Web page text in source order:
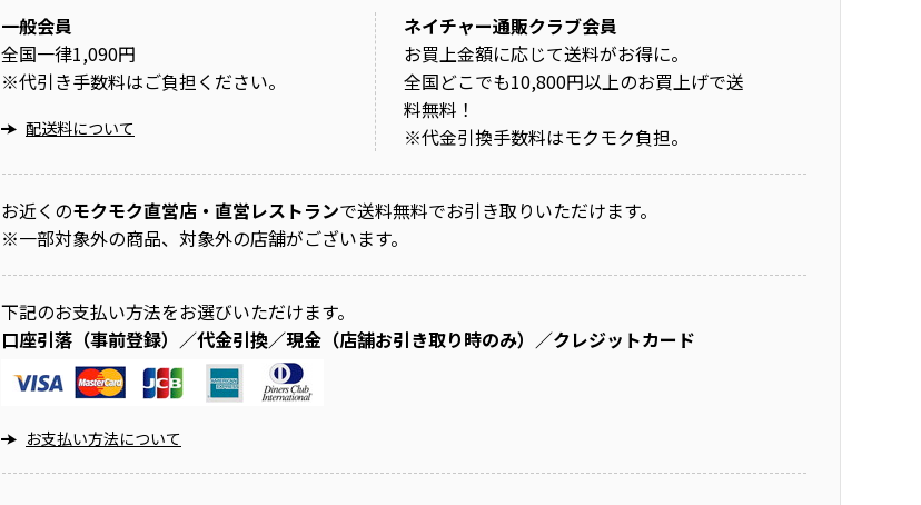
一般会員
全国一律1,090円
※代引き手数料はご負担ください。
配送料について
ネイチャー通販クラブ会員
お買上金額に応じて送料がお得に。
全国どこでも10,800円以上のお買上げで送
料無料！
※代金引換手数料はモクモク負担。
お近くのモクモク直営店・直営レストランで送料無料でお引き取りいただけます。
※一部対象外の商品、対象外の店舗がございます。
下記のお支払い方法をお選びいただけます。
口座引落（事前登録）／代金引換／現金（店舗お引き取り時のみ）／クレジットカード
お支払い方法について